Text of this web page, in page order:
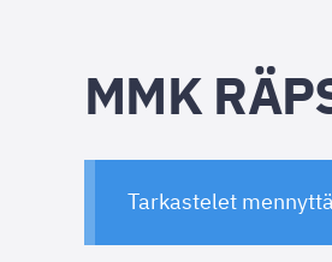
MMK
Tarkastelet